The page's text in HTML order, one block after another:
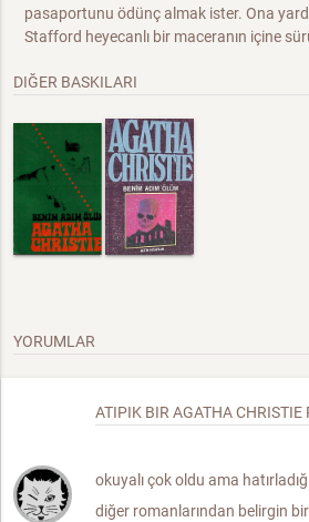
pasaportunu ödünç almak ister. Ona
Stafford heyecanlı bir maceranın içine
DIĞER BASKILARI
YORUMLAR
ATIPIK BIR AGATHA CHRISTIE
okuyalı çok oldu ama
diğer romanlarından belirgin